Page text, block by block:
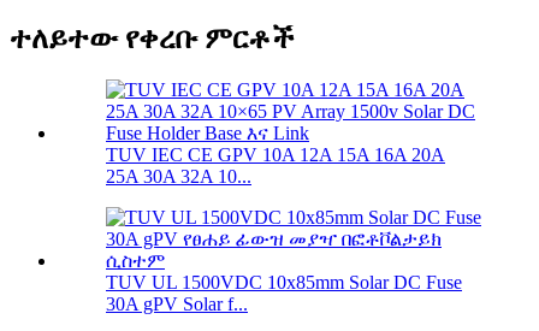
ተለይተው የቀረቡ ምርቶች
TUV IEC CE GPV 10A 12A 15A 16A 20A
25A 30A 32A 10...
TUV UL 1500VDC 10x85mm Solar DC Fuse
30A gPV Solar f...